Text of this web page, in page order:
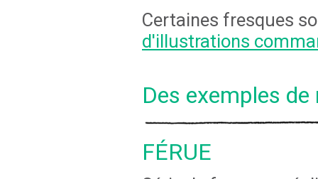
Certaines fresques
d'illustrations
Des exemples
FÉRUE